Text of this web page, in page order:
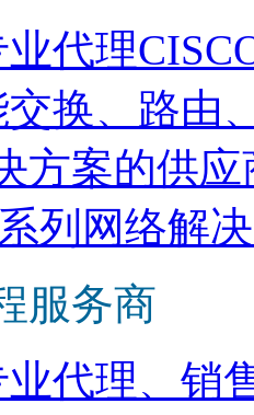
代理
换、路由
方案的供
列网络解
服务商
代理、销